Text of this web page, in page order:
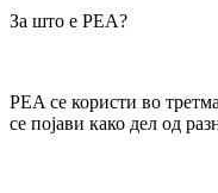
За што е PEA?
PEA се користи во
се појави како дел од